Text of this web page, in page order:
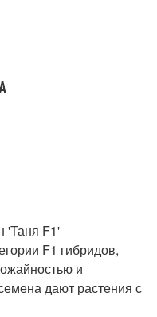
'Таня F1'
F1 гибридов,
и
дают растения с